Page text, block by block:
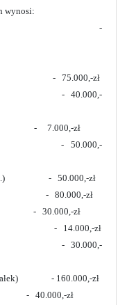
wynosi:
-
- 75.000,-zł
- 40.000,-
- 7.000,-zł
- 50.000,-
usług.) - 50.000,-zł
- 80.000,-zł
- 30.000,-zł
- 14.000,-zł
- 30.000,-
- 160.000,-zł
- 40.000,-zł